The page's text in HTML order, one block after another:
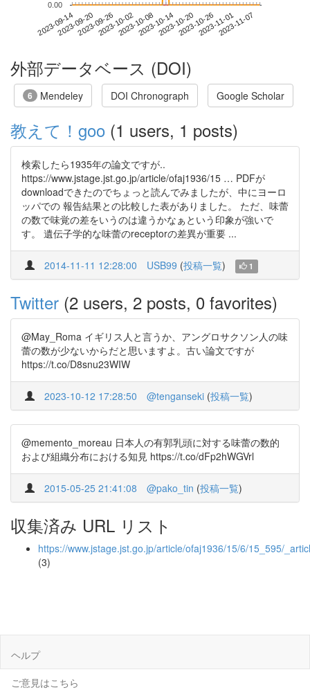
2023-09-142023-09-202023-09-262023-10-022023-10-082023-10-142023-10-202023-10-262023-11-012023-11-07
0.00
外部データベース (DOI)
6 Mendeley DOI Chronograph Google Scholar
教えて！goo (1 users, 1 posts)
検索したら1935年の論文ですが..
https://www.jstage.jst.go.jp/article/ofaj1936/15 … PDFが
downloadできたのでちょっと読んでみましたが、中にヨーロ
ッパでの 報告結果との比較した表がありました。 ただ、味蕾
の数で味覚の差をいうのは違うかなぁという印象が強いで
す。 遺伝子学的な味蕾のreceptorの差異が重要 ...
2014-11-11 12:28:00 USB99 (投稿一覧) 1
Twitter (2 users, 2 posts, 0 favorites)
@May_Roma イギリス人と言うか、アングロサクソン人の味
蕾の数が少ないからだと思いますよ。古い論文ですが
https://t.co/D8snu23WIW
2023-10-12 17:28:50 @tenganseki (投稿一覧)
@memento_moreau 日本人の有郭乳頭に対する味蕾の数的
および組織分布における知見 https://t.co/dFp2hWGVrl
2015-05-25 21:41:08 @pako_tin (投稿一覧)
収集済み URL リスト
https://www.jstage.jst.go.jp/article/ofaj1936/15/6/15_595/
(3)
ヘルプ
ご意見はこちら